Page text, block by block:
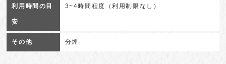
利用時間の目
安
3~4時間程度（利用制限なし）
その他 分煙